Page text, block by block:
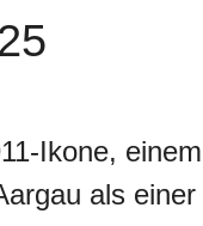
Ikone,
als